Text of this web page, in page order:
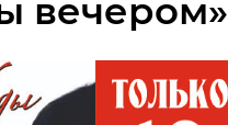
вечером»